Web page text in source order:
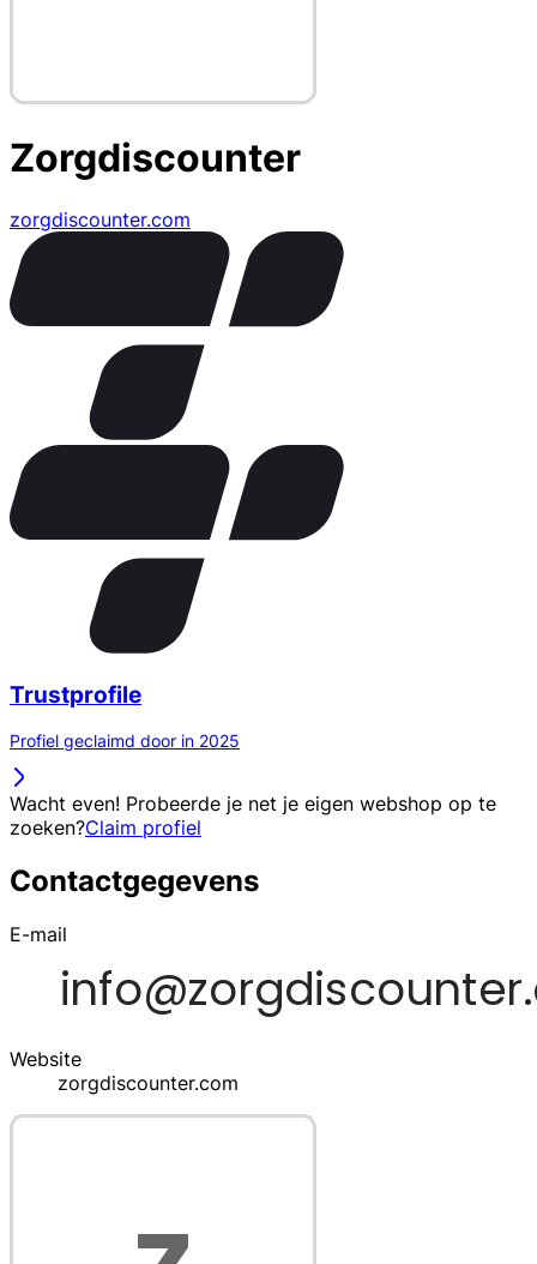
Zorgdiscounter
zorgdiscounter.com
Trustprofile
Profiel geclaimd door in 2025
Wacht even! Probeerde je net je eigen webshop op te
zoeken?Claim profiel
Contactgegevens
E-mail
Website
zorgdiscounter.com